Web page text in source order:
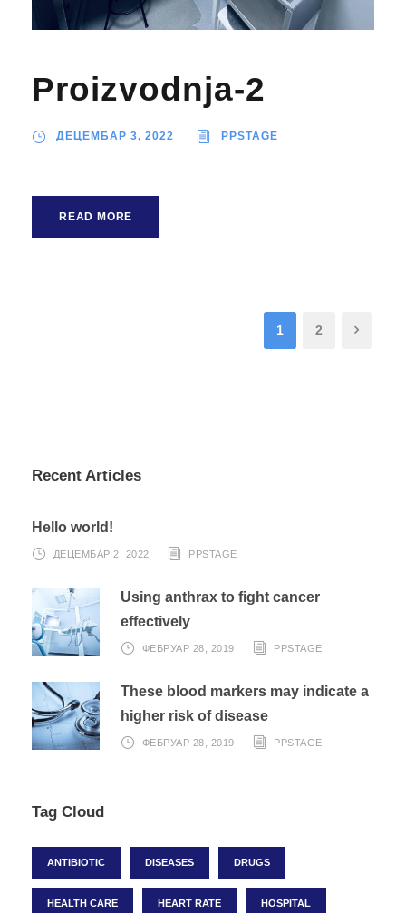
Proizvodnja-2
ДЕЦЕМБАР 3, 2022 PPSTAGE
READ MORE
1 2
Recent Articles
Hello world!
ДЕЦЕМБАР 2, 2022 PPSTAGE
Using anthrax to fight cancer
effectively
ФЕБРУАР 28, 2019 PPSTAGE
These blood markers may indicate a
higher risk of disease
ФЕБРУАР 28, 2019 PPSTAGE
Tag Cloud
ANTIBIOTIC DISEASES DRUGS
HEALTH CARE HEART RATE HOSPITAL